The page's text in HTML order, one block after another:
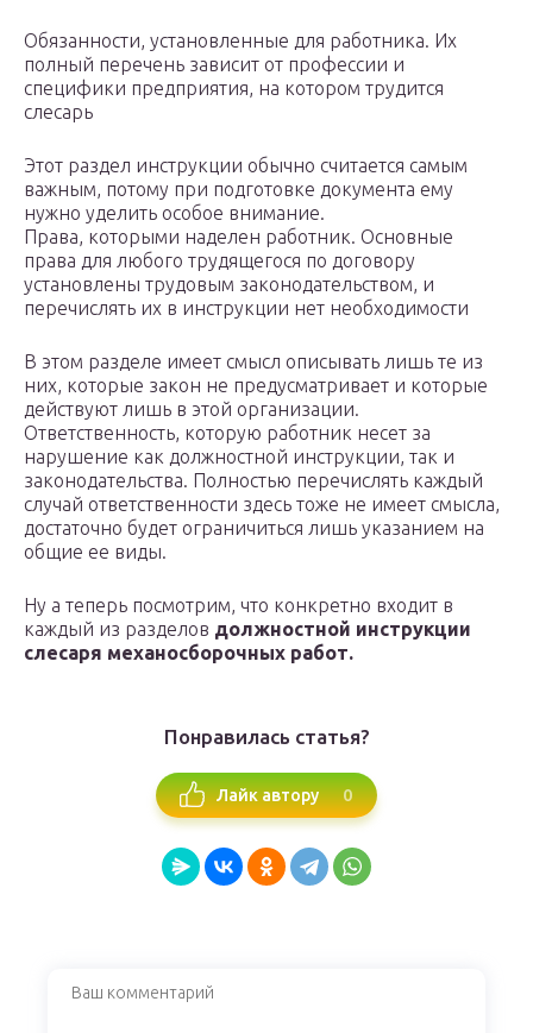
Обязанности, установленные для работника. Их
полный перечень зависит от профессии и
специфики предприятия, на котором трудится
слесарь
Этот раздел инструкции обычно считается самым
важным, потому при подготовке документа ему
нужно уделить особое внимание.
Права, которыми наделен работник. Основные
права для любого трудящегося по договору
установлены трудовым законодательством, и
перечислять их в инструкции нет необходимости
В этом разделе имеет смысл описывать лишь те из
них, которые закон не предусматривает и которые
действуют лишь в этой организации.
Ответственность, которую работник несет за
нарушение как должностной инструкции, так и
законодательства. Полностью перечислять каждый
случай ответственности здесь тоже не имеет смысла,
достаточно будет ограничиться лишь указанием на
общие ее виды.
Ну а теперь посмотрим, что конкретно входит в
каждый из разделов должностной инструкции
слесаря механосборочных работ.
Понравилась статья?
Лайк автору 0